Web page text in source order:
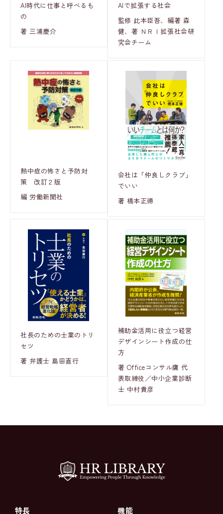
AI時代に仕事と呼べるも
の
著 三浦慶介
AIで拡張する社会
監修 此本臣吾、編著 森
健、著 ＮＲＩ拡張社会研
究会チーム
熱中症の怖さと予防対
策 改訂２版
編 労働新聞社
会社は「仲良しクラブ」
でいい
著 橋本正徳
社長のための士業のトリ
セツ
著 弁護士 島田直行
補助金活用に役立つ経営
デザインシート作成の仕
方
著 Officeコンサル鷹 代
表取締役／中小企業診断
士 中村貴彦
特長 機能